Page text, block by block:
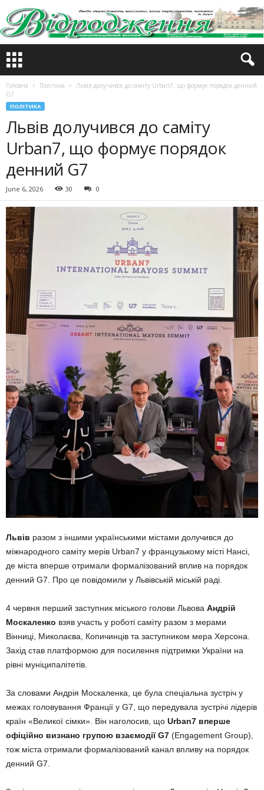
Головна Політика
Львів долучився до саміту Urban7, що формує порядок денний
G7
ПОЛІТИКА
Львів долучився до саміту
Urban7, що формує порядок
денний G7
June 6, 2026 30 0
Львів разом з іншими українськими містами долучився до
міжнародного саміту мерів Urban7 у французькому місті Нансі,
де міста вперше отримали формалізований вплив на порядок
денний G7. Про це повідомили у Львівській міській раді.
4 червня перший заступник міського голови Львова Андрій
Москаленко взяв участь у роботі саміту разом з мерами
Вінниці, Миколаєва, Копичинців та заступником мера Херсона.
Захід став платформою для посилення підтримки України на
рівні муніципалітетів.
За словами Андрія Москаленка, це була спеціальна зустріч у
межах головування Франції у G7, що передувала зустрічі лідерів
країн «Великої сімки». Він наголосив, що Urban7 вперше
офіційно визнано групою взаємодії G7 (Engagement Group),
тож міста отримали формалізований канал впливу на порядок
денний G7.